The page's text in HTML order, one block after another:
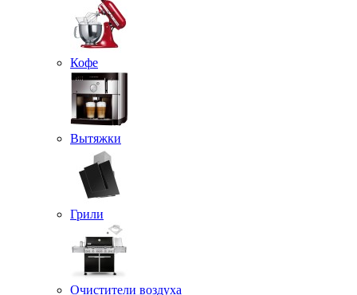
Кофе
Вытяжки
Грили
Очистители воздуха